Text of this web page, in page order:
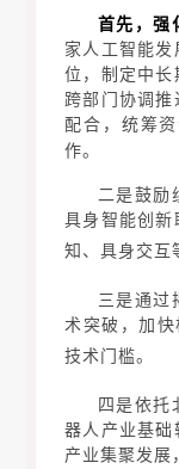
首先，强
家人工智能
位，制定中长
跨部门协调
配合，统筹
作。
二是鼓励
具身智能创新
知、具身交互
三是通过
术突破，加
技术门槛。
四是依托
器人产业基础
产业集聚发展